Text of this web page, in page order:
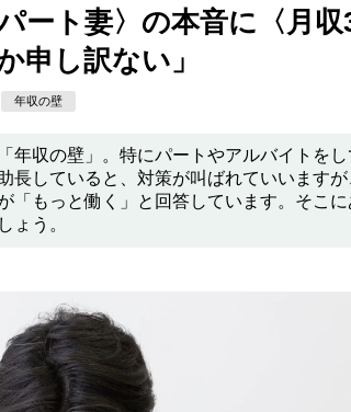
ト妻〉の本音に〈月収
申し訳ない」
年収の壁
年収の壁」。特にパートやアルバイトを
長していると、対策が叫ばれていいます
もっと働く」と回答しています。そこに
ょう。